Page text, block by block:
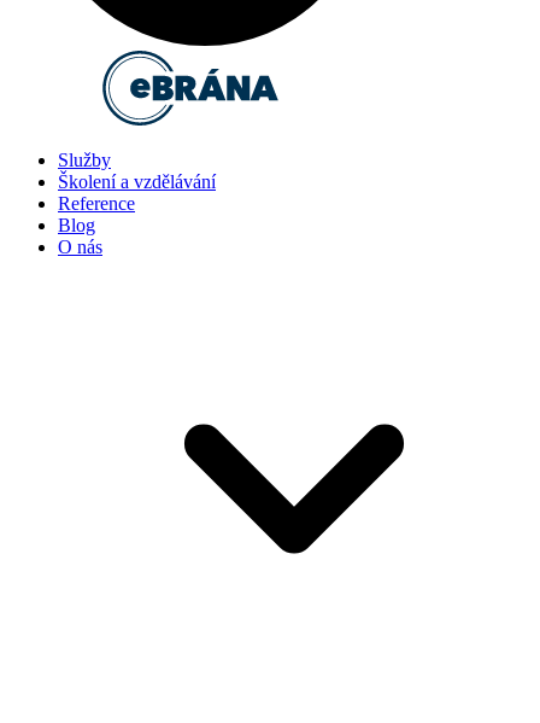
Služby
Školení a vzdělávání
Reference
Blog
O nás